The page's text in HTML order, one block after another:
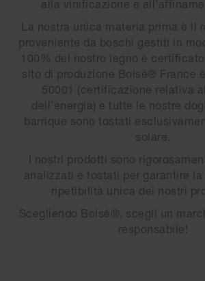
alla vinificazione e
La nostra unica materia prima è il
proveniente da boschi gestiti in
100% del nostro legno è certificato
sito di produzione Boisé® France
50001 (certificazione relativa
dell’energia) e tutte le nostre
barrique sono tostati
solare.
I nostri prodotti sono
analizzati e tostati per garantire
ripetibilità unica dei nostri
Scegliendo Boisé®, scegli un
responsabile!